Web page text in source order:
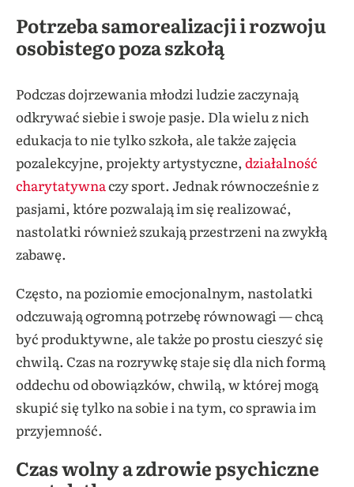
Potrzeba samorealizacji i rozwoju
osobistego poza szkołą
Podczas dojrzewania młodzi ludzie zaczynają
odkrywać siebie i swoje pasje. Dla wielu z nich
edukacja to nie tylko szkoła, ale także zajęcia
pozalekcyjne, projekty artystyczne, działalność
charytatywnaczy sport. Jednak równocześnie z
pasjami, które pozwalają im się realizować,
nastolatki również szukają przestrzeni na zwykłą
zabawę.
Często, na poziomie emocjonalnym, nastolatki
odczuwają ogromną potrzebę równowagi — chcą
być produktywne, ale także po prostu cieszyć się
chwilą. Czas na rozrywkę staje się dla nich formą
oddechu od obowiązków, chwilą, w której mogą
skupić się tylko na sobie i na tym, co sprawia im
przyjemność.
Czas wolny a zdrowie psychiczne